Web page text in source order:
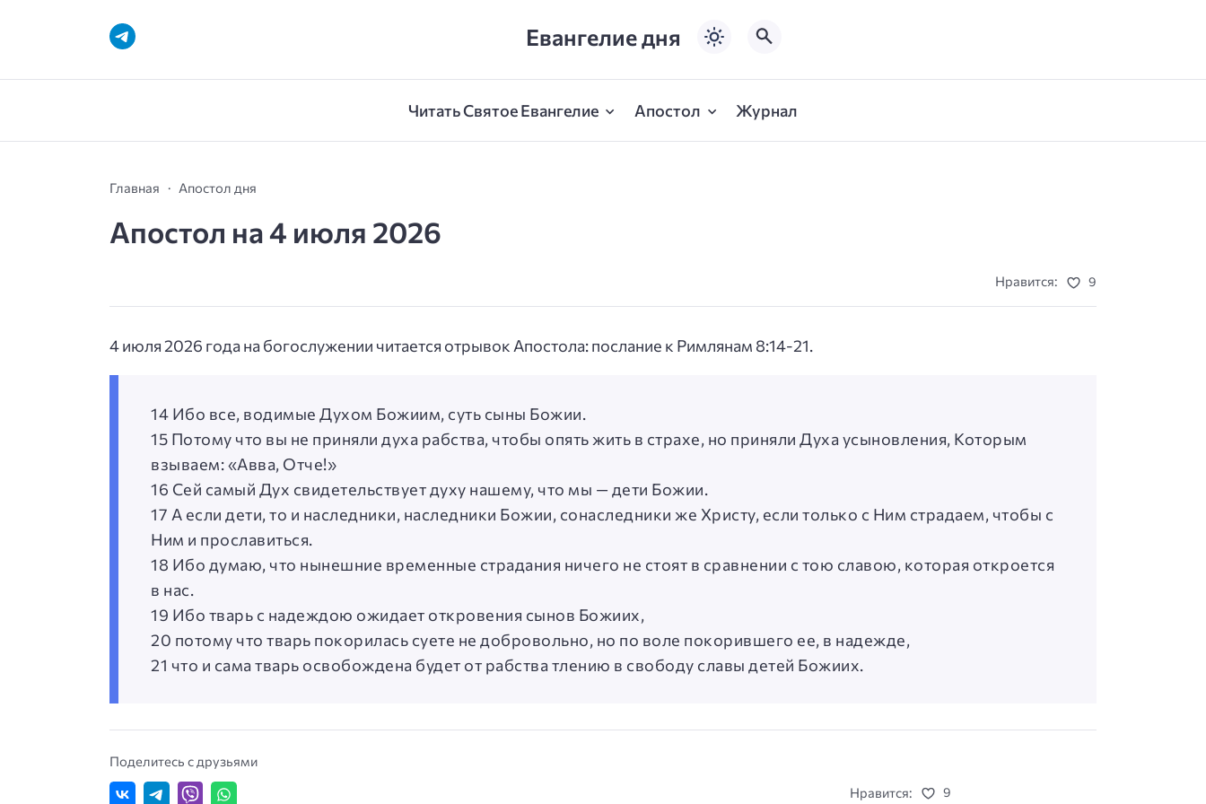
Евангелие дня
Читать Святое Евангелие Апостол Журнал
Главная Апостол дня
Апостол на 4 июля 2026
Нравится: 9
4 июля 2026 года на богослужении читается отрывок Апостола: послание к Римлянам 8:14-21.
14 Ибо все, водимые Духом Божиим, суть сыны Божии.
15 Потому что вы не приняли духа рабства, чтобы опять жить в страхе, но приняли Духа усыновления, Которым
взываем: «Авва, Отче!»
16 Сей самый Дух свидетельствует духу нашему, что мы — дети Божии.
17 А если дети, то и наследники, наследники Божии, сонаследники же Христу, если только с Ним страдаем, чтобы с
Ним и прославиться.
18 Ибо думаю, что нынешние временные страдания ничего не стоят в сравнении с тою славою, которая откроется
в нас.
19 Ибо тварь с надеждою ожидает откровения сынов Божиих,
20 потому что тварь покорилась суете не добровольно, но по воле покорившего ее, в надежде,
21 что и сама тварь освобождена будет от рабства тлению в свободу славы детей Божиих.
Поделитесь с друзьями
Нравится:
9